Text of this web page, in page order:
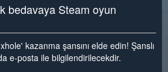
bedavaya Steam oyun
kazanma şansını elde edin! Şanslı
e-posta ile bilgilendirilecekdir.